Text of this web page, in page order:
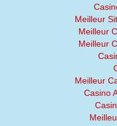
Meilleur
Meilleur
Meilleur
Meilleur
Casino